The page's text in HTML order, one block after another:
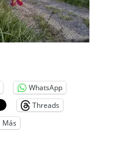
WhatsApp
Threads
Más